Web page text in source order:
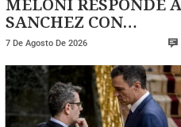
SANCHEZ CON
DUREZA
7 De Agosto De 2026